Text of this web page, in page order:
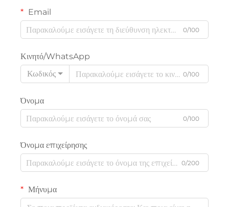
Email
0/100
Κινητό/WhatsApp
Κωδικός
0/100
Όνομα
0/100
Όνομα επιχείρησης
0/200
Μήνυμα